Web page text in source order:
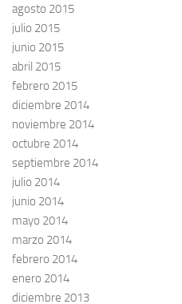
agosto 2015
julio 2015
junio 2015
abril 2015
febrero 2015
diciembre 2014
noviembre 2014
octubre 2014
septiembre 2014
julio 2014
junio 2014
mayo 2014
marzo 2014
febrero 2014
enero 2014
diciembre 2013